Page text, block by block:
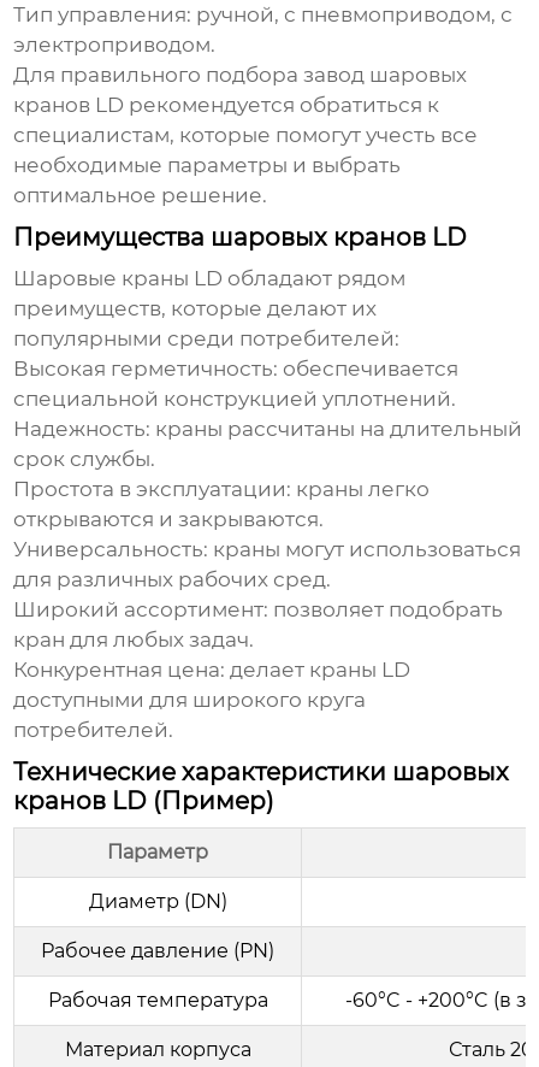
Тип управления: ручной, с пневмоприводом, с
электроприводом.
Для правильного подборазавод шаровых
кранов LD рекомендуется обратиться к
специалистам, которые помогут учесть все
необходимые параметры и выбрать
оптимальное решение.
Преимущества шаровых кранов LD
Шаровые краны LD обладают рядом
преимуществ, которые делают их
популярными среди потребителей:
Высокая герметичность: обеспечивается
специальной конструкцией уплотнений.
Надежность: краны рассчитаны на длительный
срок службы.
Простота в эксплуатации: краны легко
открываются и закрываются.
Универсальность: краны могут использоваться
для различных рабочих сред.
Широкий ассортимент: позволяет подобрать
кран для любых задач.
Конкурентная цена: делает краны LD
доступными для широкого круга
потребителей.
Технические характеристики шаровых
кранов LD (Пример)
Параметр
Диаметр (DN)
Рабочее давление (PN)
Рабочая температура -60°C - +200°C (в
Материал корпуса Сталь